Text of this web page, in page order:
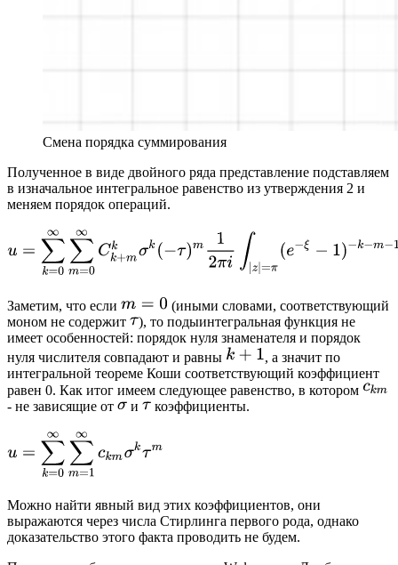
Смена порядка суммирования
Полученное в виде двойного ряда представление подставляем
в изначальное интегральное равенство из утверждения 2 и
меняем порядок операций.
Заметим, что если
(иными словами, соответствующий
моном не содержит
), то подыинтегральная функция не
имеет особенностей: порядок нуля знаменателя и порядок
нуля числителя совпадают и равны
, а значит по
интегральной теореме Коши соответствующий коэффициент
равен 0. Как итог имеем следующее равенство, в котором
- не зависящие от
и коэффициенты.
Можно найти явный вид этих коэффициентов, они
выражаются через числа Стирлинга первого рода, однако
доказательство этого факта проводить не будем.